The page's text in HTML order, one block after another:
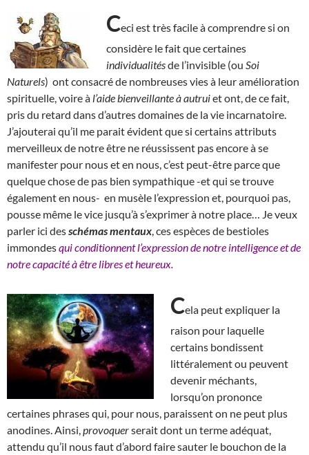
Ceci est très facile à comprendre si on
considère le fait que certaines
individualitésde l’invisible (ou Soi
Naturels) ont consacré de nombreuses vies à leur amélioration
spirituelle, voire à l’aide bienveillante à autruiet ont, de ce fait,
pris du retard dans d’autres domaines de la vie incarnatoire.
J’ajouterai qu’il me parait évident que si certains attributs
merveilleux de notre être ne réussissent pas encore à se
manifester pour nous et en nous, c’est peut-être parce que
quelque chose de pas bien sympathique -et qui se trouve
également en nous- en musèle l’expression et, pourquoi pas,
pousse même le vice jusqu’à s’exprimer à notre place… Je veux
parler ici desschémas mentaux , ces espèces de bestioles
immondesqui conditionnent l’expression de notre intelligence et de
notre capacité à être libres et heureux.
Cela peut expliquer la
raison pour laquelle
certains bondissent
littéralement ou peuvent
devenir méchants,
lorsqu’on prononce
certaines phrases qui, pour nous, paraissent on ne peut plus
anodines. Ainsi, provoquerserait dont un terme adéquat,
attendu qu’il nous faut d’abord faire sauter le bouchon de la